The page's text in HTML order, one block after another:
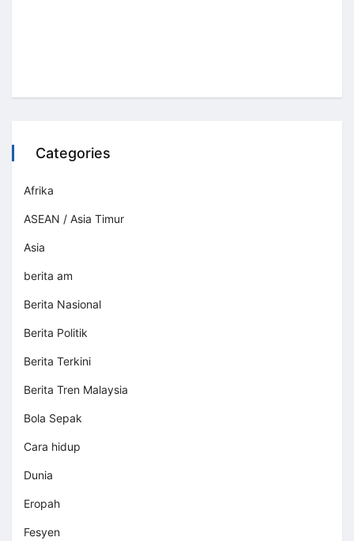
Categories
Afrika
ASEAN / Asia Timur
Asia
berita am
Berita Nasional
Berita Politik
Berita Terkini
Berita Tren Malaysia
Bola Sepak
Cara hidup
Dunia
Eropah
Fesyen